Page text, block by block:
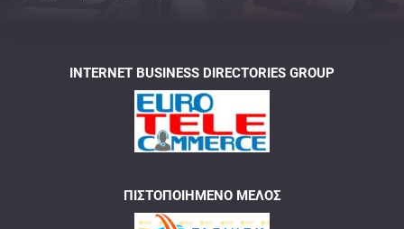
INTERNET BUSINESS DIRECTORIES GROUP
ΠΙΣΤΟΠΟΙΗΜΈΝΟ ΜΈΛΟΣ